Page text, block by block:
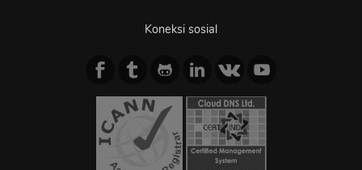
Koneksi sosial